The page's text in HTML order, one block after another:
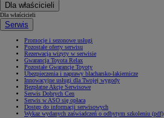
Dla właścicieli
Dla właścicieli
Serwis
Promocje i sezonowe usługi
Pozostałe oferty serwisu
Rezerwacja wizyty w serwisie
Gwarancja Toyota Relax
Pozostałe Gwarancje Toyoty
Ubezpieczenia i naprawy blacharsko-lakiernicze
Innowacyjne usługi dla Twojej wygody
Bezpłatne Akcje Serwisowe
Serwis Dobrych Cen
Serwis w ASO się opłaca
Dostęp do informacji serwisowych
Wykaz wydanych zaświadczeń o odbytym szkoleniu (pdf)